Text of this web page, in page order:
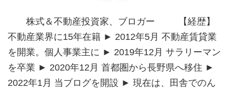
株式＆不動産投資家、ブロガー 【経歴】
不動産業界に15年在籍 ► 2012年5月 不動産賃貸業
を開業。個人事業主に ► 2019年12月 サラリーマン
を卒業 ► 2020年12月 首都圏から長野県へ移住 ►
2022年1月 当ブログを開設 ► 現在は、田舎でのん